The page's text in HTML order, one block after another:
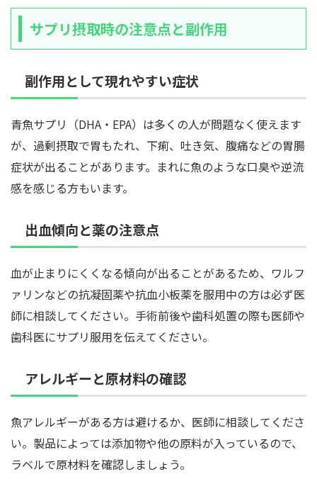
サプリ摂取時の注意点と副作用
副作用として現れやすい症状
青魚サプリ（DHA・EPA）は多くの人が問題なく使えます
が、過剰摂取で胃もたれ、下痢、吐き気、腹痛などの胃腸
症状が出ることがあります。まれに魚のような口臭や逆流
感を感じる方もいます。
出血傾向と薬の注意点
血が止まりにくくなる傾向が出ることがあるため、ワルフ
ァリンなどの抗凝固薬や抗血小板薬を服用中の方は必ず医
師に相談してください。手術前後や歯科処置の際も医師や
歯科医にサプリ服用を伝えてください。
アレルギーと原材料の確認
魚アレルギーがある方は避けるか、医師に相談してくださ
い。製品によっては添加物や他の原料が入っているので、
ラベルで原材料を確認しましょう。